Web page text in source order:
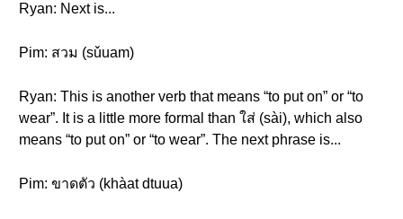
Ryan: Next is...
Pim: สวม (sǔuam)
Ryan: This is another verb that means “to put on” or “to
wear”. It is a little more formal than ใส่ (sài), which also
means “to put on” or “to wear”. The next phrase is...
Pim: ขาดตัว (khàat dtuua)